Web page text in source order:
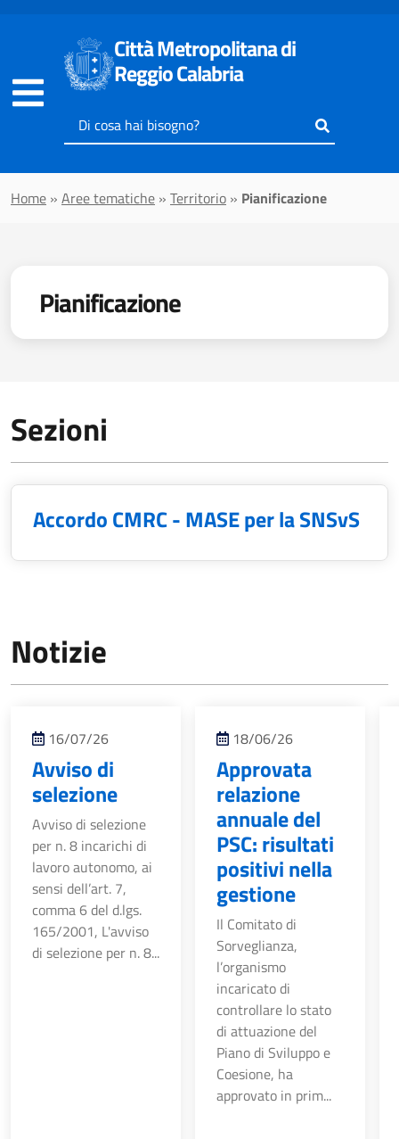
Città Metropolitana di
Reggio Calabria
Inserisci
il
cercare
Home » Aree tematiche » Territorio » Pianificazione
Pianificazione
Sezioni
Accordo CMRC - MASE per la SNSvS
Notizie
16/07/26
Avviso di
selezione
Avviso di selezione
per n. 8 incarichi di
lavoro autonomo, ai
sensi dell’art. 7,
comma 6 del d.lgs.
165/2001, L'avviso
di selezione per n. 8...
18/06/26
Approvata
relazione
annuale del
PSC: risultati
positivi nella
gestione
Il Comitato di
Sorveglianza,
l’organismo
incaricato di
controllare lo stato
di attuazione del
Piano di Sviluppo e
Coesione, ha
approvato in prim...